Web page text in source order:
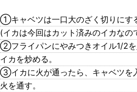
①キャベツは一口大のざく切りにす
(イカは今回はカット済みのイカなの
②フライパンにやみつきオイル1/2を
イカを炒める。
③イカに火が通ったら、キャベツを
火を通す。